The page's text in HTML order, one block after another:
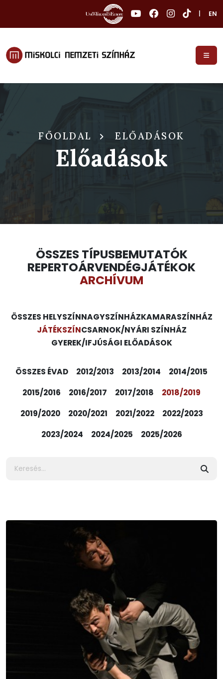
EN
FŐOLDAL ELŐADÁSOK
Előadások
ÖSSZES TÍPUSBEMUTATÓK
REPERTOÁRVENDÉGJÁTÉKOK
ARCHÍVUM
ÖSSZES HELYSZÍNNAGYSZÍNHÁZKAMARASZÍNHÁZ
JÁTÉKSZÍNCSARNOK/NYÁRI SZÍNHÁZ
GYEREK/IFJÚSÁGI ELŐADÁSOK
ÖSSZES ÉVAD 2012/2013 2013/2014
2014/2015
2015/2016
2016/2017 2017/2018
2018/2019
2019/2020
2020/2021 2021/2022
2022/2023
2023/2024
2024/2025 2025/2026